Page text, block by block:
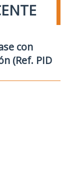
con
(Ref. PID